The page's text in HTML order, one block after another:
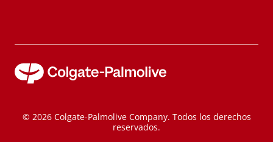
© 2026 Colgate-Palmolive Company. Todos los derechos
reservados.